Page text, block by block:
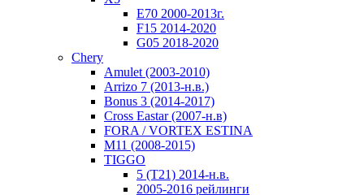
E70 2000-2013г.
F15 2014-2020
G05 2018-2020
Chery
Amulet (2003-2010)
Arrizo 7 (2013-н.в.)
Bonus 3 (2014-2017)
Cross Eastar (2007-н.в)
FORA / VORTEX ESTINA
M11 (2008-2015)
TIGGO
5 (T21) 2014-н.в.
2005-2016 рейлинги